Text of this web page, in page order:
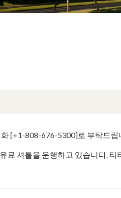
[+1-808-676-5300]로 부탁드립
료 셔틀을 운행하고 있습니다.